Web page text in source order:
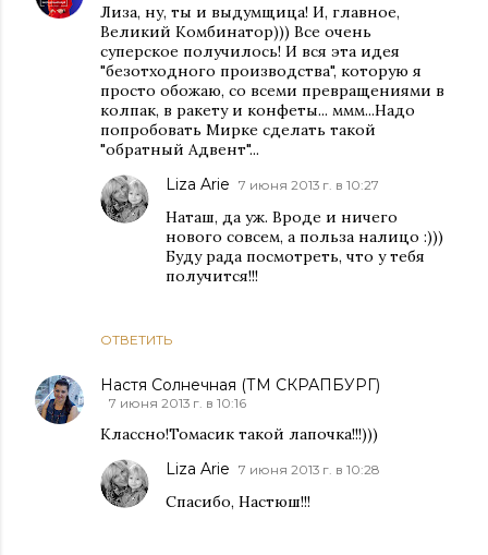
Лиза, ну, ты и выдумщица! И, главное,
Великий Комбинатор))) Все очень
суперское получилось! И вся эта идея
"безотходного производства", которую я
просто обожаю, со всеми превращениями в
колпак, в ракету и конфеты... ммм...Надо
попробовать Мирке сделать такой
"обратный Адвент"...
ОТВЕТИТЬ
Liza Arie 7 июня 2013 г. в 10:27
Наташ, да уж. Вроде и ничего
нового совсем, а польза налицо :)))
Буду рада посмотреть, что у тебя
получится!!!
Настя Солнечная (ТМ СКРАПБУРГ)
7 июня 2013 г. в 10:16
Классно!Томасик такой лапочка!!!)))
Liza Arie 7 июня 2013 г. в 10:28
Спасибо, Настюш!!!